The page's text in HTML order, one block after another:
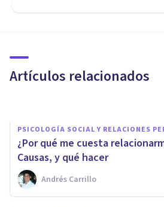
Artículos relacionados
Diferencias en la
Occidente y Japón
PSICOLOGÍA SOCIAL Y RELACIONES
¿Por qué me cuesta
Causas, y qué hacer
Andrés Carrillo